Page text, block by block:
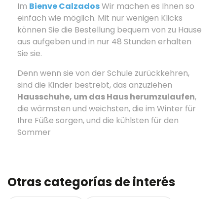
Im Bienve CalzadosWir machen es Ihnen so
einfach wie möglich. Mit nur wenigen Klicks
können Sie die Bestellung bequem von zu Hause
aus aufgeben und in nur 48 Stunden erhalten
Sie sie.
Denn wenn sie von der Schule zurückkehren,
sind die Kinder bestrebt, das anzuziehen
Hausschuhe, um das Haus herumzulaufen,
die wärmsten und weichsten, die im Winter für
Ihre Füße sorgen, und die kühlsten für den
Sommer
Otras categorías de interés